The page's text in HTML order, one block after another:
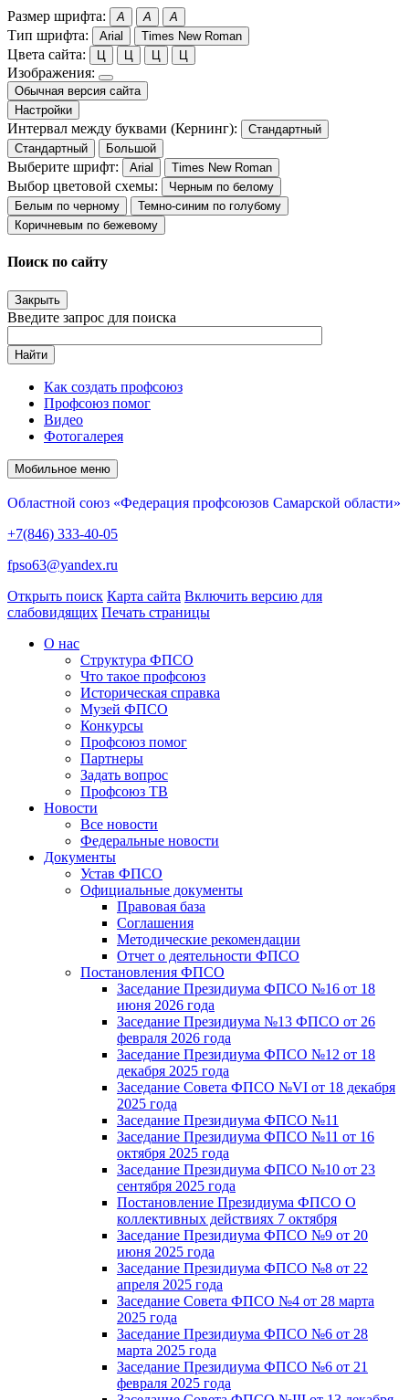
Размер шрифта: A A A
Тип шрифта: Arial Times New Roman
Цвета сайта: Ц Ц Ц Ц
Изображения:
Обычная версия сайта
Настройки
Интервал между буквами (Кернинг):
Стандартный
Стандартный
Большой
Выберите шрифт: Arial Times New Roman
Выбор цветовой схемы:
Черным по белому
Белым по черному
Темно-синим по голубому
Коричневым по бежевому
Поиск по сайту
Закрыть
Введите запрос для поиска
Найти
Как создать профсоюз
Профсоюз помог
Видео
Фотогалерея
Мобильное меню
Областной союз «Федерация профсоюзов Самарской области»
+7(846) 333-40-05
fpso63@yandex.ru
Открыть поиск Карта сайта Включить версию для
слабовидящих Печать страницы
О нас
Структура ФПСО
Что такое профсоюз
Историческая справка
Музей ФПСО
Конкурсы
Профсоюз помог
Партнеры
Задать вопрос
Профсоюз ТВ
Новости
Все новости
Федеральные новости
Документы
Устав ФПСО
Официальные документы
Правовая база
Соглашения
Методические рекомендации
Отчет о деятельности ФПСО
Постановления ФПСО
Заседание Президиума ФПСО №16 от 18
июня 2026 года
Заседание Президиума №13 ФПСО от 26
февраля 2026 года
Заседание Президиума ФПСО №12 от 18
декабря 2025 года
Заседание Совета ФПСО №VI от 18 декабря
2025 года
Заседание Президиума ФПСО №11
Заседание Президиума ФПСО №11 от 16
октября 2025 года
Заседание Президиума ФПСО №10 от 23
сентября 2025 года
Постановление Президиума ФПСО О
коллективных действиях 7 октября
Заседание Президиума ФПСО №9 от 20
июня 2025 года
Заседание Президиума ФПСО №8 от 22
апреля 2025 года
Заседание Совета ФПСО №4 от 28 марта
2025 года
Заседание Президиума ФПСО №6 от 28
марта 2025 года
Заседание Президиума ФПСО №6 от 21
февраля 2025 года